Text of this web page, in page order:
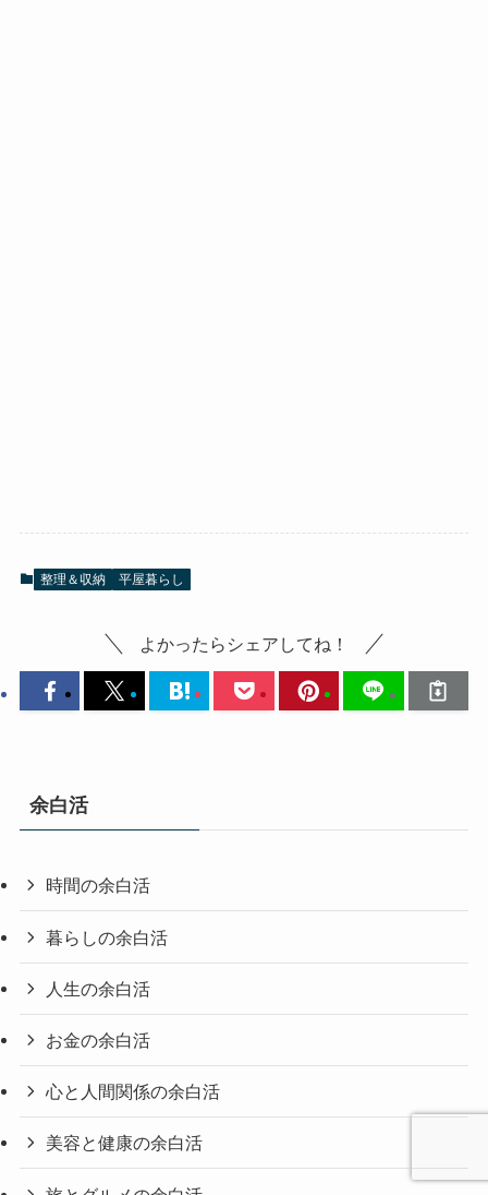
整理＆収納 平屋暮らし
よかったらシェアしてね！
余白活
時間の余白活
暮らしの余白活
人生の余白活
お金の余白活
心と人間関係の余白活
美容と健康の余白活